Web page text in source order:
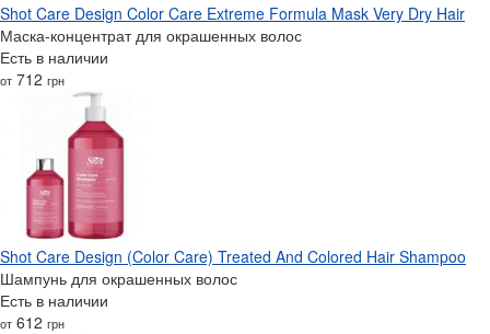
Shot Care Design Color Care Extreme Formula Mask Very Dry Hair
Маска-концентрат для окрашенных волос
Есть в наличии
от 712 грн
Shot Care Design (Color Care) Treated And Colored Hair Shampoo
Шампунь для окрашенных волос
Есть в наличии
от 612 грн